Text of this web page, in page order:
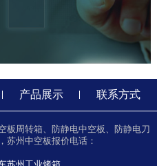
产品展示 联系方式
板周转箱、防静电中空板、防静电刀
苏州中空板报价电话：